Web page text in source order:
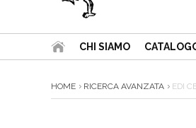
CHI SIAMO
HOME RICERCA AVANZATA EDI